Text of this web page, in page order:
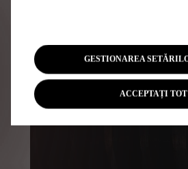
GESTIONAREA
ACCEPTAȚI TOT